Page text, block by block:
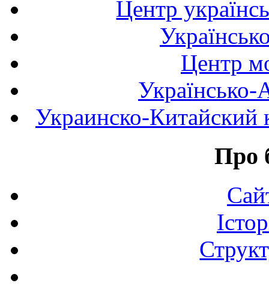
Центр
Центр
Українсько-
Украинско-Китайский
Про